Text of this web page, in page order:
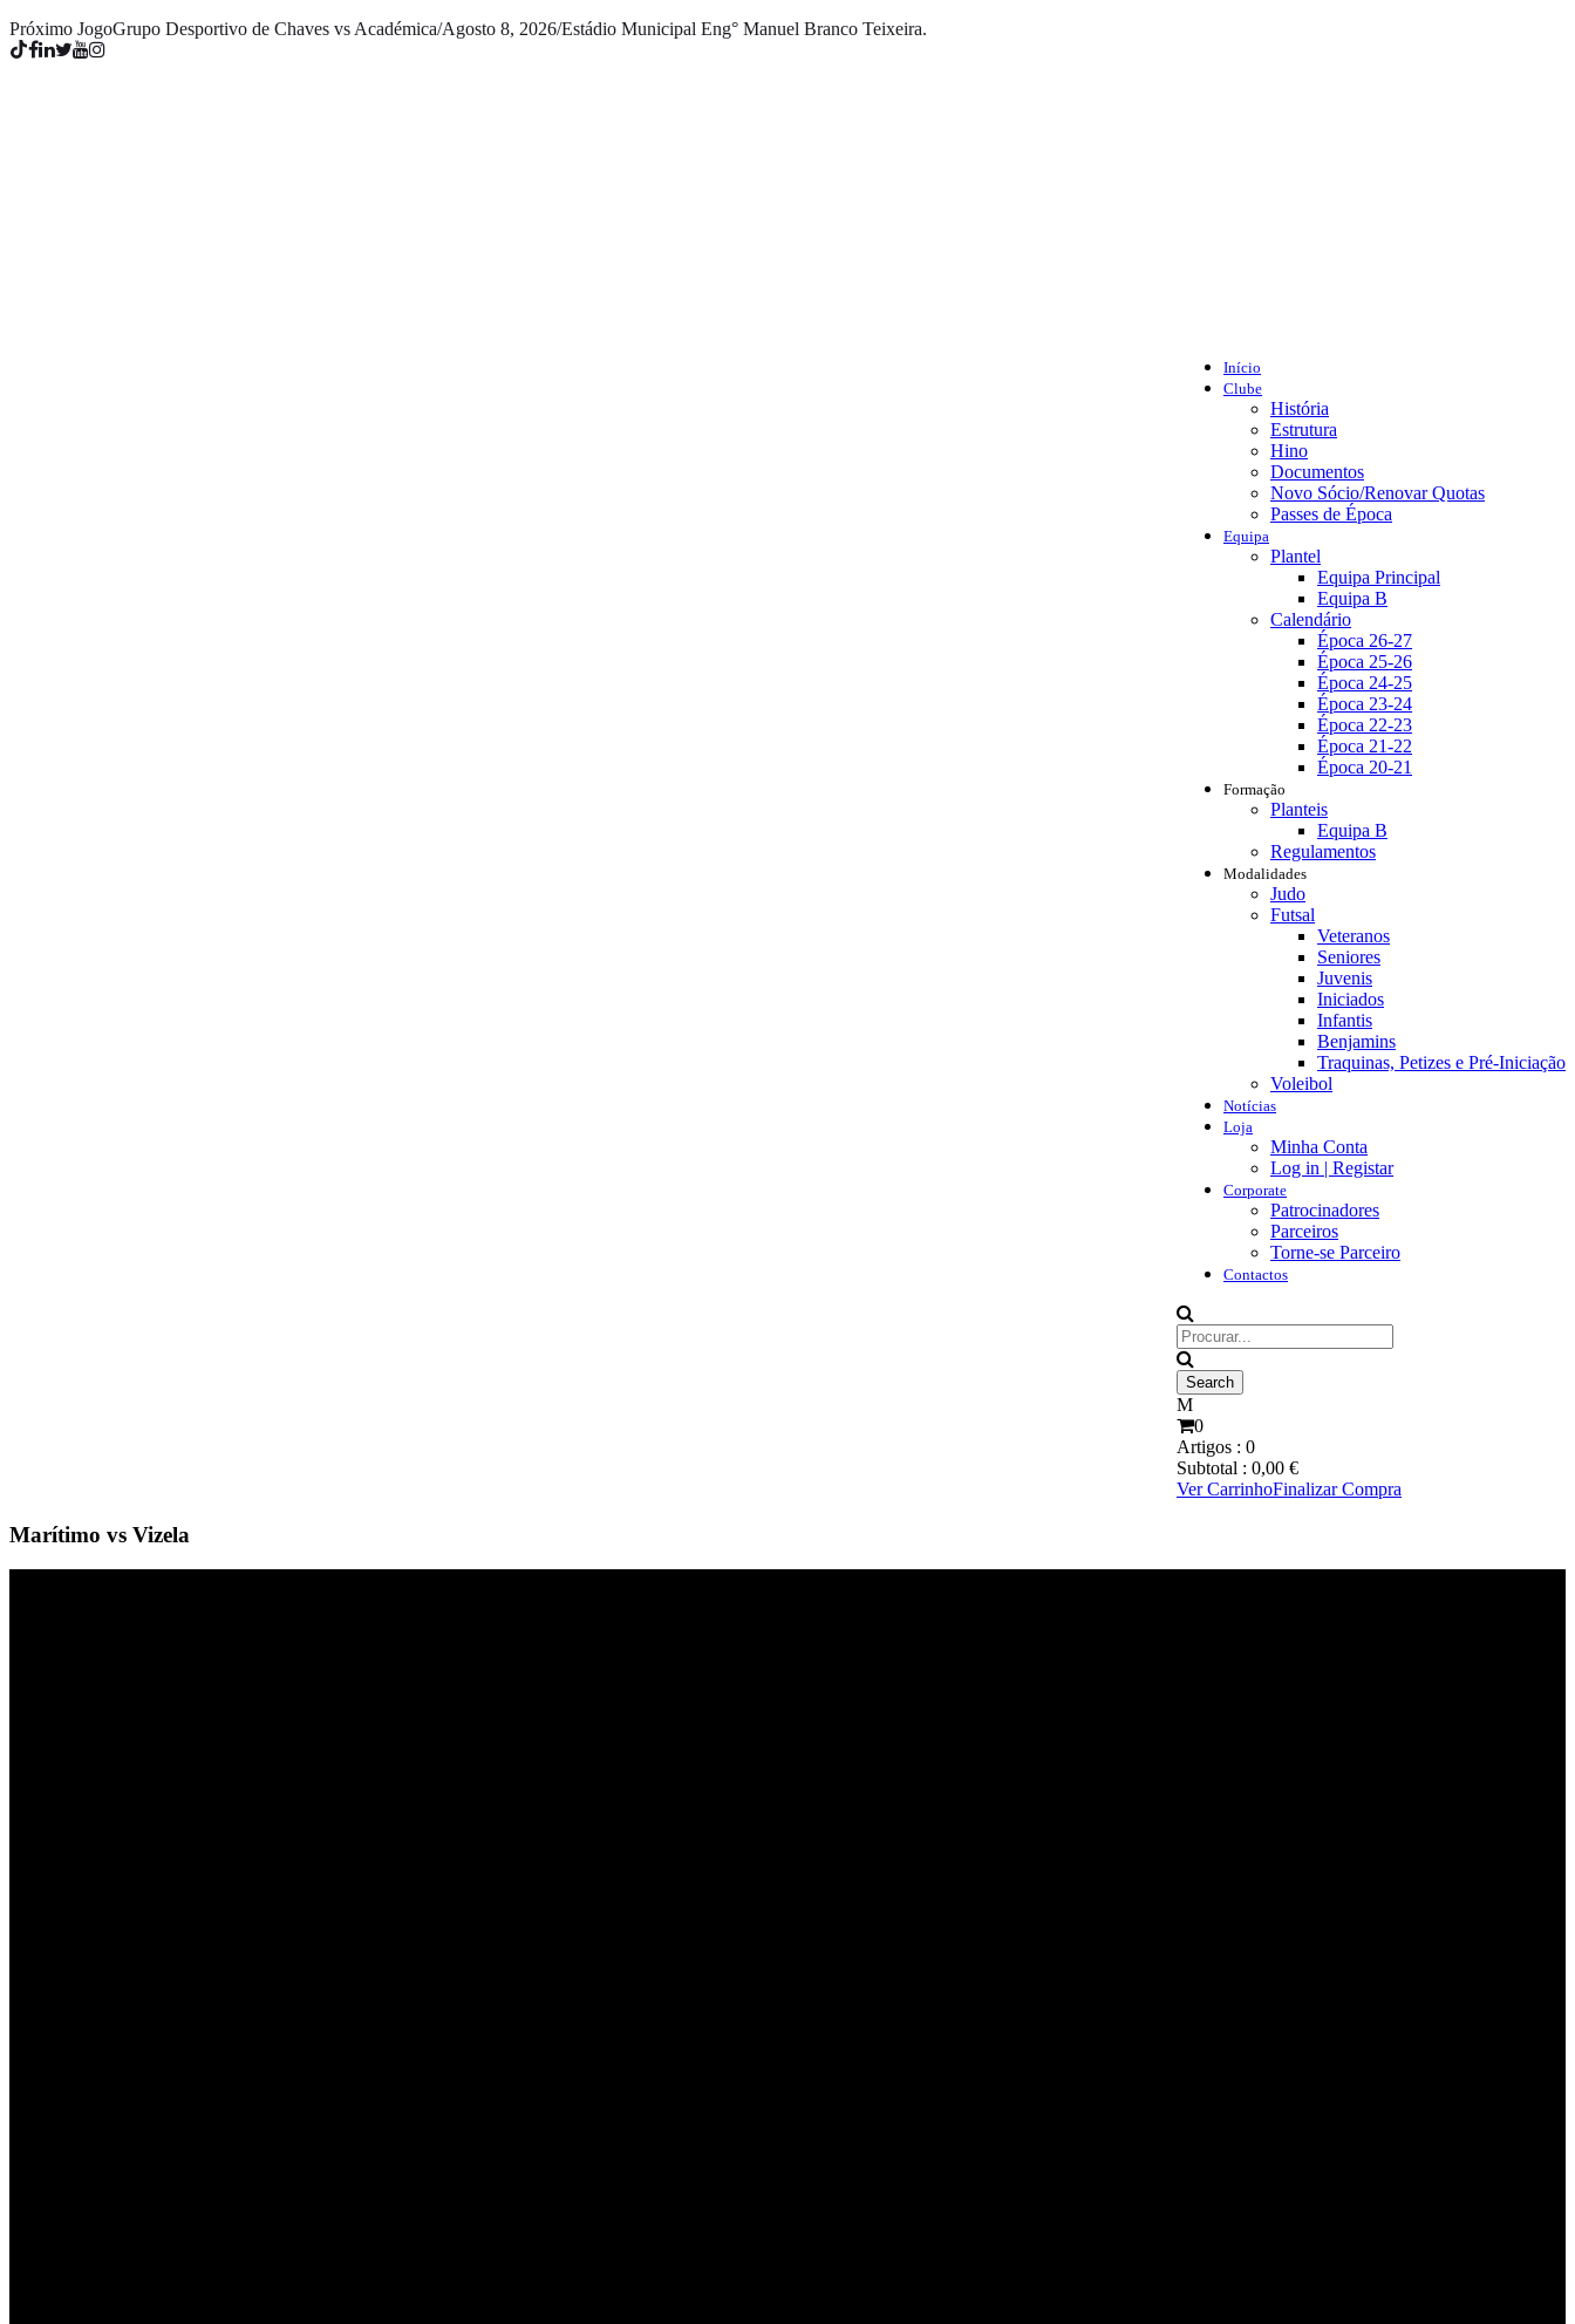
Próximo JogoGrupo Desportivo de Chaves vs Académica/Agosto 8, 2026/Estádio Municipal Eng° Manuel Branco Teixeira.
Início
Clube
História
Estrutura
Hino
Documentos
Novo Sócio/Renovar Quotas
Passes de Época
Equipa
Plantel
Equipa Principal
Equipa B
Calendário
Época 26-27
Época 25-26
Época 24-25
Época 23-24
Época 22-23
Época 21-22
Época 20-21
Formação
Planteis
Equipa B
Regulamentos
Modalidades
Judo
Futsal
Veteranos
Seniores
Juvenis
Iniciados
Infantis
Benjamins
Traquinas, Petizes e Pré-Iniciação
Voleibol
Notícias
Loja
Minha Conta
Log in | Registar
Corporate
Patrocinadores
Parceiros
Torne-se Parceiro
Contactos
0
Artigos : 0
Subtotal : 0,00 €
Ver CarrinhoFinalizar Compra
Marítimo vs Vizela